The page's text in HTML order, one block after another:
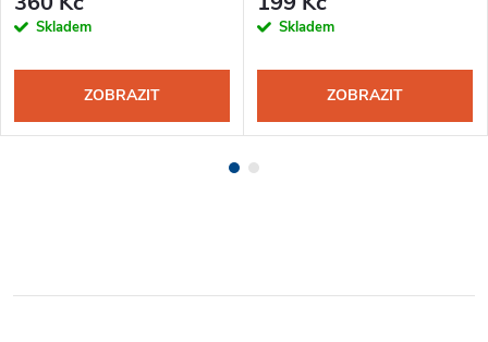
Skladem
ZOBRAZIT
Skladem
ZOBRAZIT